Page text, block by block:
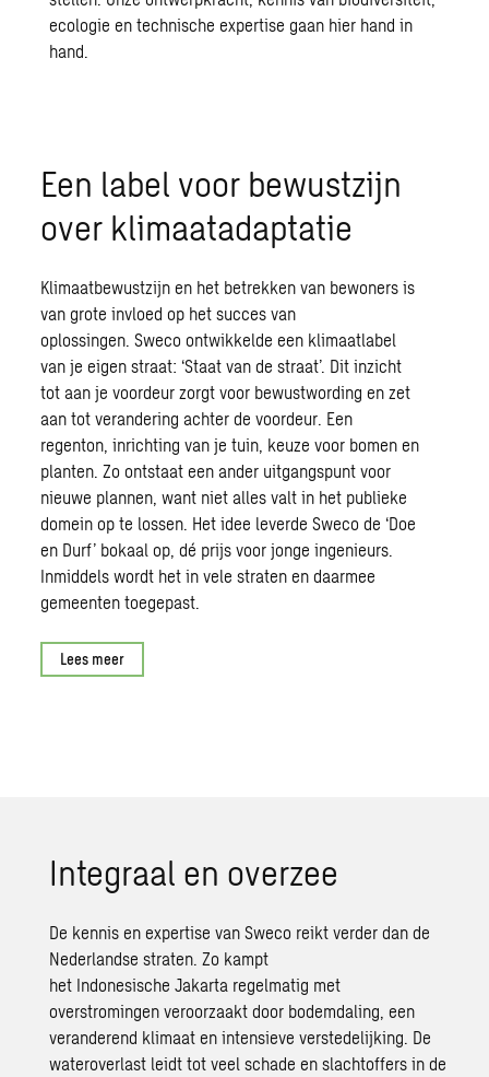
ecologie en technische expertise gaan hier hand in
hand.
Een label voor bewustzijn
over klimaatadaptatie
Klimaatbewustzijn en het betrekken van bewoners is
van grote invloed op het succes van
oplossingen.Sweco ontwikkelde een klimaatlabel
van je eigen straat: ‘Staat van de straat’. Dit inzicht
tot aan je voordeur zorgt voor bewustwording en zet
aan tot verandering achter de voordeur. Een
regenton, inrichting van je tuin, keuze voor bomen en
planten. Zo ontstaat een ander uitgangspunt voor
nieuwe plannen, want niet alles valt in het publieke
domein op te lossen. Het idee leverdeSweco de ‘Doe
en Durf’ bokaal op, dé prijs voor jonge ingenieurs.
Inmiddels wordt het in vele straten en daarmee
gemeenten toegepast.
Lees meer
Integraal en overzee
De kennis en expertise vanSweco reikt verder dan de
Nederlandse straten. Zo kampt
het Indonesische Jakarta regelmatig met
overstromingen veroorzaakt door bodemdaling, een
veranderend klimaat en intensieve verstedelijking. De
wateroverlast leidt tot veel schade en slachtoffers in de